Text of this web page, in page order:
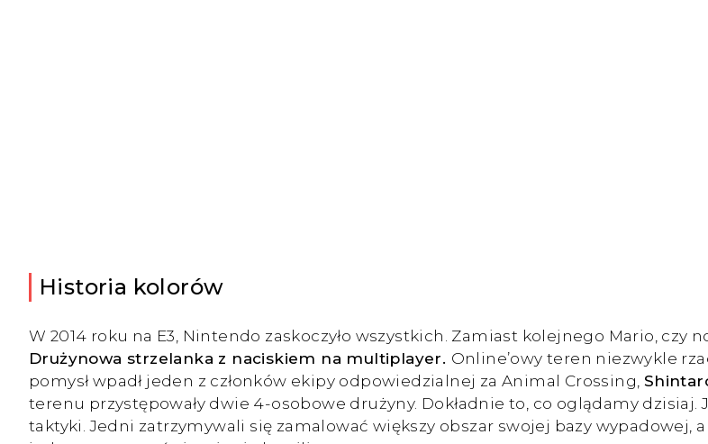
Historia kolorów
W 2014 roku na E3, Nintendo zaskoczyło wszystkich. Zamiast kolejnego Mario, czy
Drużynowa strzelanka z naciskiem na multiplayer. Online’owy teren niezwykle
pomysł wpadł jeden z członków ekipy odpowiedzialnej za Animal Crossing,
terenu przystępowały dwie 4-osobowe drużyny. Dokładnie to, co oglądamy
taktyki. Jedni zatrzymywali się zamalować większy obszar swojej bazy wypadowej,